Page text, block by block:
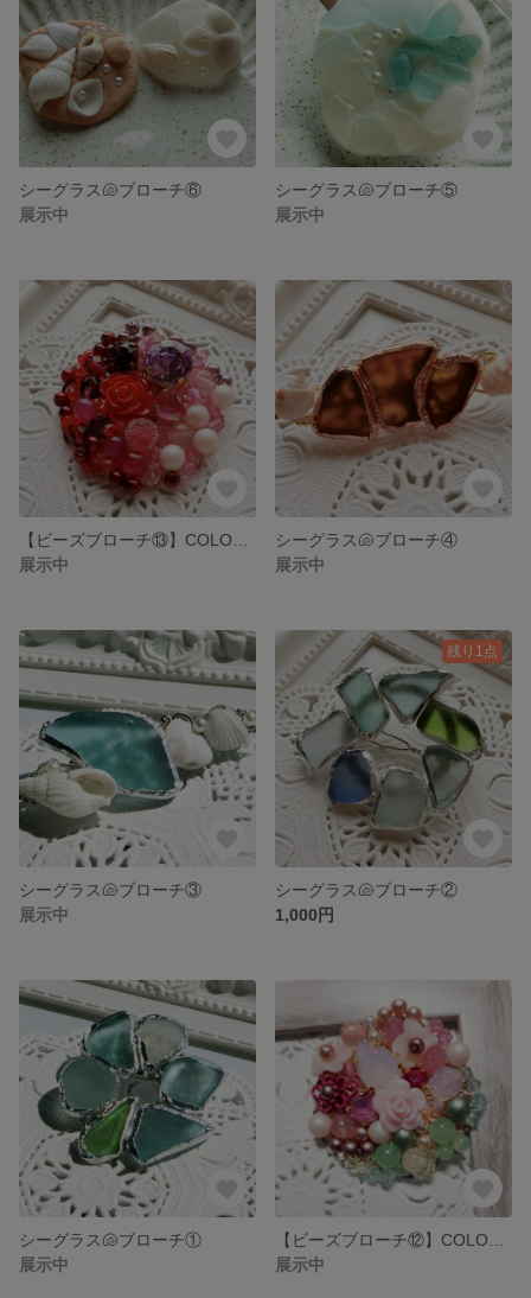
シーグラス🐚ブローチ⑥
展示中
シーグラス🐚ブローチ⑤
展示中
展示中
シーグラス🐚ブローチ④
展示中
シーグラス🐚ブローチ③
展示中
残り1点
シーグラス🐚ブローチ②
1,000円
シーグラス🐚ブローチ①
展示中
展示中